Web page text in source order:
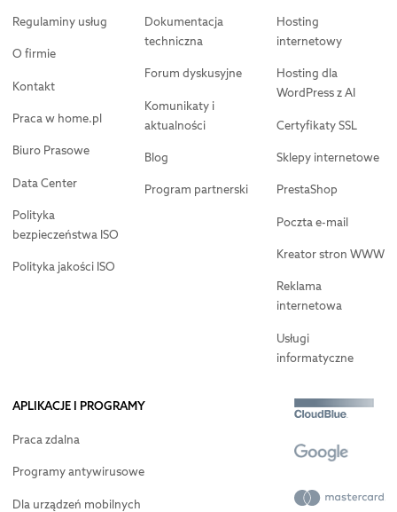
Regulaminy usług
O firmie
Kontakt
Praca w home.pl
Biuro Prasowe
Data Center
Polityka
bezpieczeństwa ISO
Polityka jakości ISO
Dokumentacja
techniczna
Forum dyskusyjne
Komunikaty i
aktualności
Blog
Program partnerski
Hosting
internetowy
Hosting dla
WordPress z AI
Certyfikaty SSL
Sklepy internetowe
PrestaShop
Poczta e-mail
Kreator stron WWW
Reklama
internetowa
Usługi
informatyczne
APLIKACJE I PROGRAMY
Praca zdalna
Programy antywirusowe
Dla urządzeń mobilnych